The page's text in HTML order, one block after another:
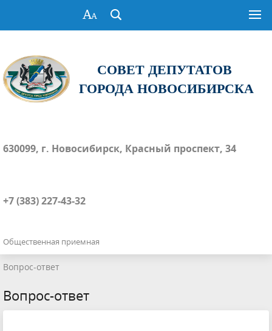
СОВЕТ ДЕПУТАТОВ
ГОРОДА НОВОСИБИРСКА
630099, г. Новосибирск, Красный проспект, 34
+7 (383) 227-43-32
Общественная приемная
Вопрос-ответ
Вопрос-ответ